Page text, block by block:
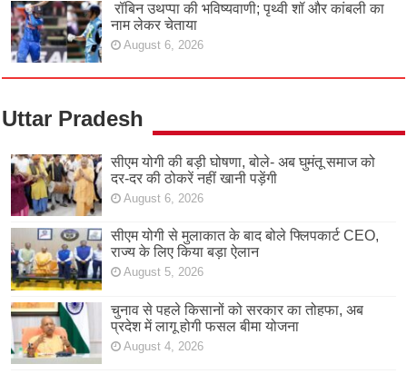
रॉबिन उथप्पा की भविष्यवाणी; पृथ्वी शॉ और कांबली का
नाम लेकर चेताया
August 6, 2026
Uttar Pradesh
सीएम योगी की बड़ी घोषणा, बोले- अब घुमंतू समाज को
दर-दर की ठोकरें नहीं खानी पड़ेंगी
August 6, 2026
सीएम योगी से मुलाकात के बाद बोले फ्लिपकार्ट CEO,
राज्य के लिए किया बड़ा ऐलान
August 5, 2026
चुनाव से पहले किसानों को सरकार का तोहफा, अब
प्रदेश में लागू होगी फसल बीमा योजना
August 4, 2026